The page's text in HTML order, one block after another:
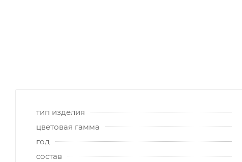
тип изделия
цветовая гамма
год
состав